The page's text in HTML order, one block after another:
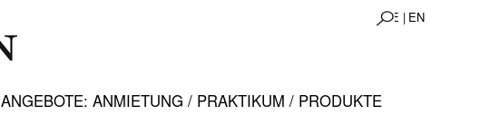
DE | EN
ANGEBOTE: ANMIETUNG / PRAKTIKUM / PRODUKTE